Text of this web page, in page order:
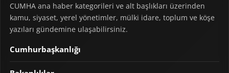
CUMHA ana haber kategorileri ve alt başlıkları üzerinden
kamu, siyaset, yerel yönetimler, mülki idare, toplum ve köşe
yazıları gündemine ulaşabilirsiniz.
Cumhurbaşkanlığı